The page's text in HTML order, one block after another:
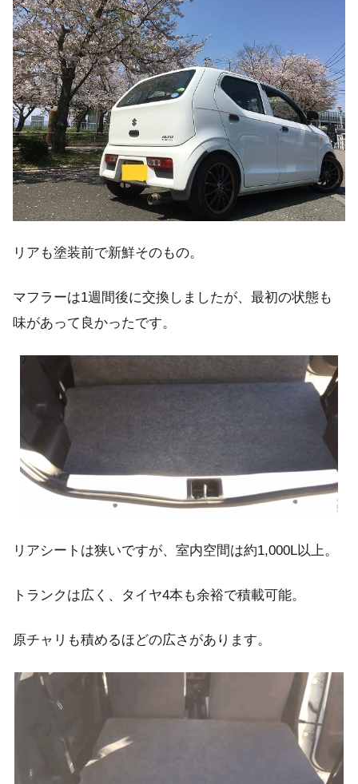
リアも塗装前で新鮮そのもの。
マフラーは1週間後に交換しましたが、最初の状態も
味があって良かったです。
リアシートは狭いですが、室内空間は約1,000L以上。
トランクは広く、タイヤ4本も余裕で積載可能。
原チャリも積めるほどの広さがあります。